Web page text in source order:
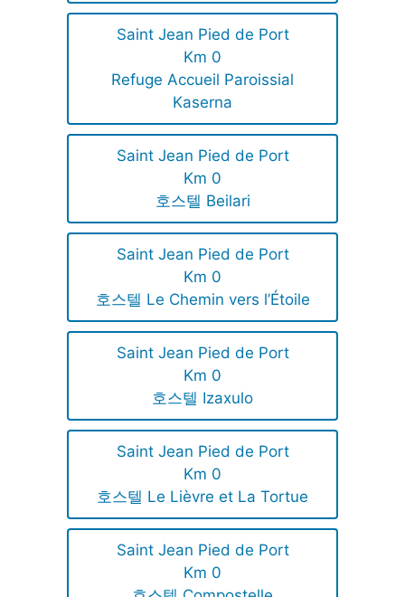
Saint Jean Pied de Port
Km 0
Refuge Accueil Paroissial
Kaserna
Saint Jean Pied de Port
Km 0
호스텔 Beilari
Saint Jean Pied de Port
Km 0
호스텔 Le Chemin vers l’Étoile
Saint Jean Pied de Port
Km 0
호스텔 Izaxulo
Saint Jean Pied de Port
Km 0
호스텔 Le Lièvre et La Tortue
Saint Jean Pied de Port
Km 0